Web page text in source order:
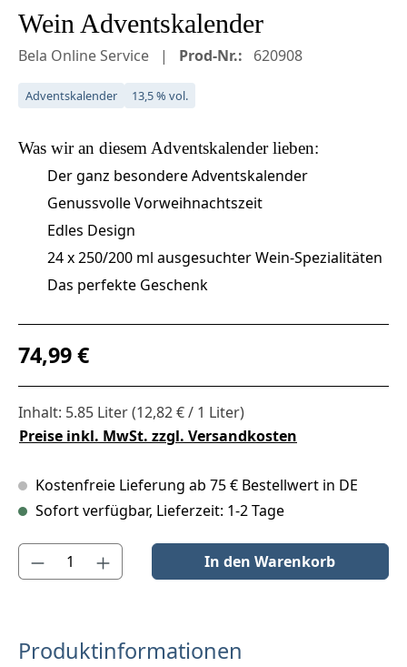
Wein Adventskalender
Bela Online Service Prod-Nr.: 620908
Adventskalender 13,5 % vol.
Was wir an diesemAdventskalenderlieben:
Der ganz besondere Adventskalender
Genussvolle Vorweihnachtszeit
Edles Design
24 x 250/200 ml ausgesuchter Wein-Spezialitäten
Das perfekte Geschenk
Regulärer Preis:
74,99 €
Inhalt: 5.85 Liter(12,82 € / 1 Liter)
Preise inkl. MwSt. zzgl. Versandkosten
Kostenfreie Lieferung ab 75 € Bestellwert in DE
Sofort verfügbar, Lieferzeit: 1-2 Tage
Produkt Anzahl: Gib den gewünschten Wert ein oder benutze
In den Warenkorb
Produktinformationen